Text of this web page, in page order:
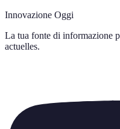
Innovazione Oggi
La tua fonte di informazione
actuelles.